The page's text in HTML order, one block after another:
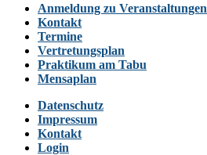
Anmeldung zu Veranstaltungen
Kontakt
Termine
Vertretungsplan
Praktikum am Tabu
Mensaplan
Datenschutz
Impressum
Kontakt
Login